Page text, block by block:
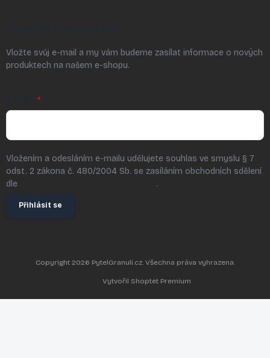
Vložte svůj e-mail a my vám budeme zasílat informace o nových
produktech na našem e-shopu.
Vložením a odesláním e-mailu udělujete souhlas ve smyslu § 7
odst. 2 zákona č. 480/2004 Sb. se zasíláním obchodních sdělení
dle
.
Přihlásit se
Vytvořil Shoptet Premium
Copyright 2026 PytelGranuli.cz. Všechna práva vyhrazena.